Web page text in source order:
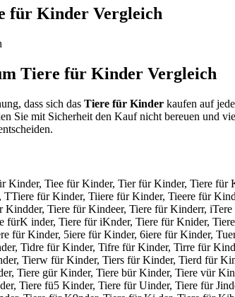
für Kinder Vergleich
Tiere für Kinder Vergleich
dass sich das Tiere für Kinder kaufen auf
Sie mit Sicherheit den Kauf nicht bereuen und
Kinder, Tiee für Kinder, Tier für Kinder, Tiere
für Kinder, Tiiere für Kinder, Tieere für
Tiere für Kindeer, Tiere für Kinderr,
fürK inder, Tiere für iKnder, Tiere für Knider,
für Kinder, 5iere für Kinder, 6iere für Kinder,
Tidre für Kinder, Tifre für Kinder, Tirre für
Tierw für Kinder, Tiers für Kinder, Tierd für
Tiere gür Kinder, Tiere bür Kinder, Tiere vür
Tiere fü5 Kinder, Tiere für Uinder, Tiere für